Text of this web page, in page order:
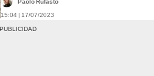
Paolo Rufasto
15:04 | 17/07/2023